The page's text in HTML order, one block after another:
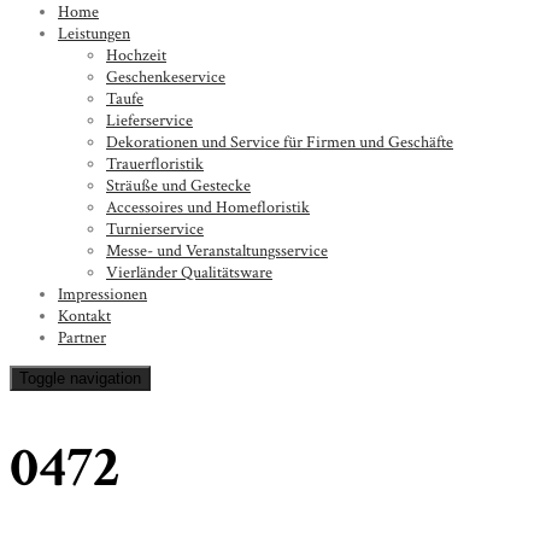
Home
Leistungen
Hochzeit
Geschenkeservice
Taufe
Lieferservice
Dekorationen und Service für Firmen und Geschäfte
Trauerfloristik
Sträuße und Gestecke
Accessoires und Homefloristik
Turnierservice
Messe- und Veranstaltungsservice
Vierländer Qualitätsware
Impressionen
Kontakt
Partner
Toggle navigation
0472